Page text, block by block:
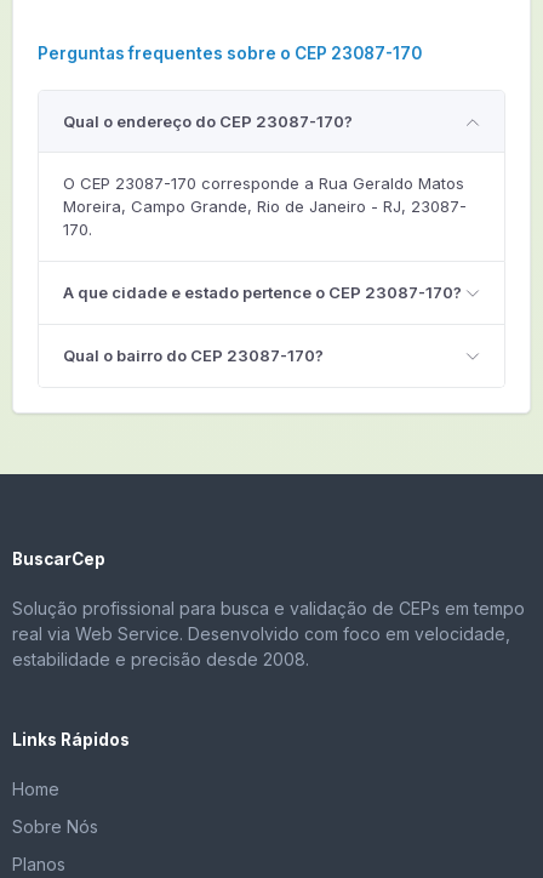
Perguntas frequentes sobre o CEP 23087-170
Qual o endereço do CEP 23087-170?
O CEP 23087-170 corresponde a Rua Geraldo Matos
Moreira, Campo Grande, Rio de Janeiro - RJ, 23087-
170.
A que cidade e estado pertence o CEP 23087-170?
Qual o bairro do CEP 23087-170?
BuscarCep
Solução profissional para busca e validação de CEPs em tempo
real via Web Service. Desenvolvido com foco em velocidade,
estabilidade e precisão desde 2008.
Links Rápidos
Home
Sobre Nós
Planos